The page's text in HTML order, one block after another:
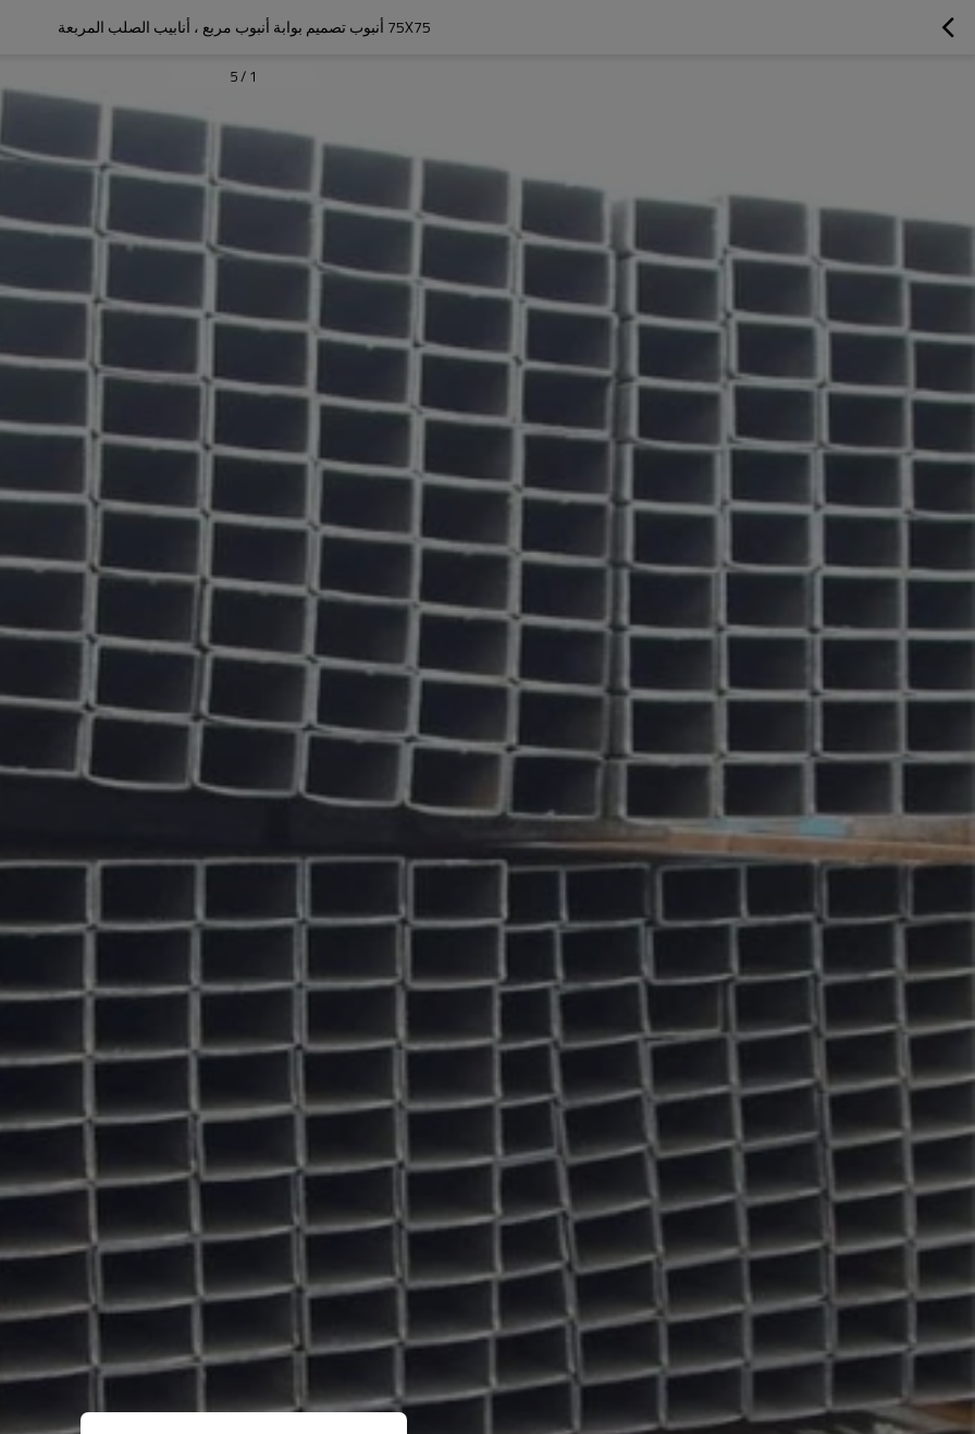
75X75 أنبوب تصميم بوابة أنبوب مربع ، أنابيب الصلب المربعة
1
/
5